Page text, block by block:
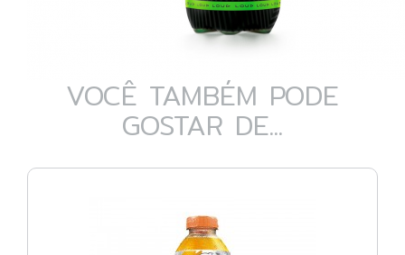
VOCÊ TAMBÉM PODE
GOSTAR DE...